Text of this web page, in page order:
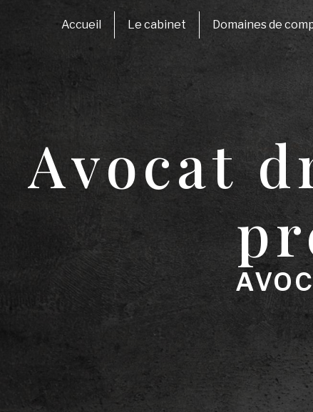
Accueil Le cabinet Domaines de
Avocat
Panneau de gestion des cookies